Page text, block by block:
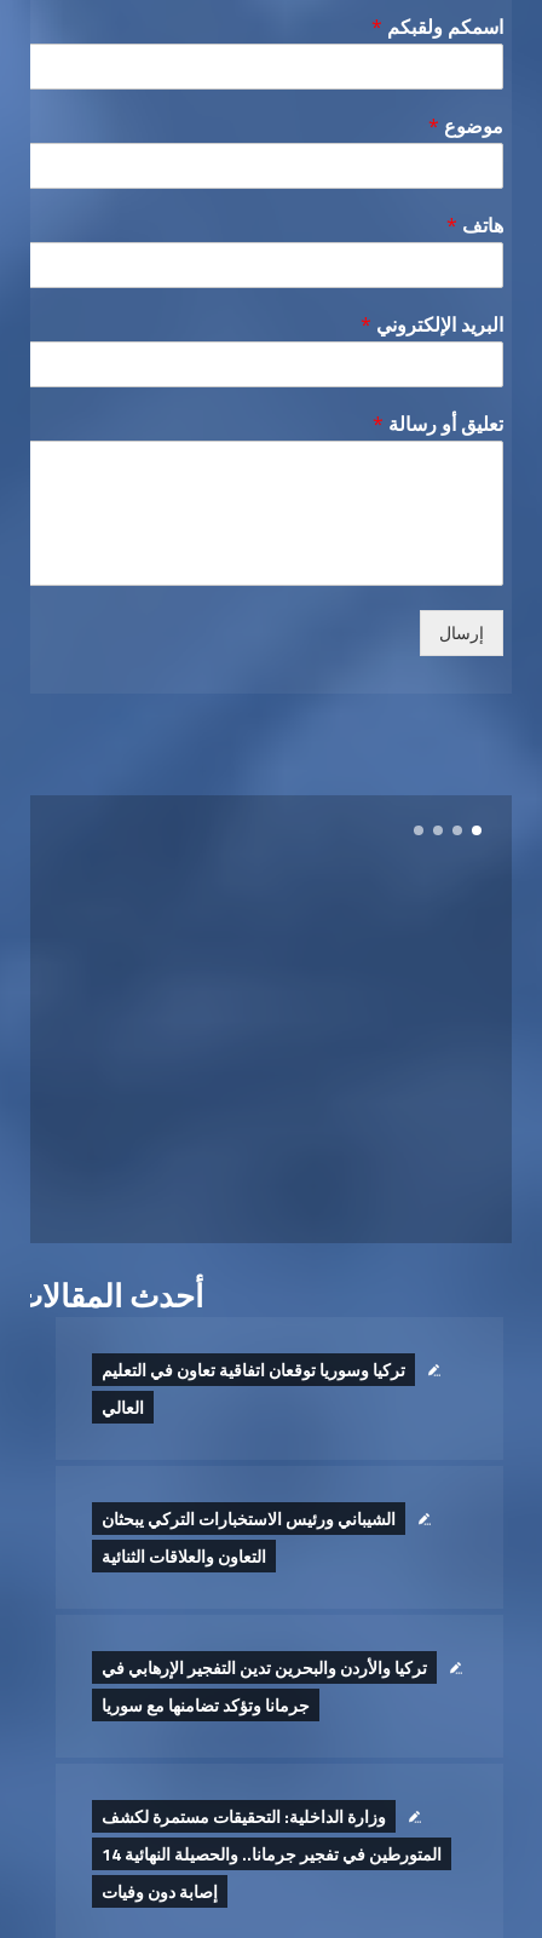
اسمكم ولقبكم *
موضوع *
هاتف *
البريد الإلكتروني *
تعليق أو رسالة *
إرسال
أحدث المقالات
تركيا وسوريا توقعان اتفاقية تعاون في التعليم
العالي
الشيباني ورئيس الاستخبارات التركي يبحثان
التعاون والعلاقات الثنائية
تركيا والأردن والبحرين تدين التفجير الإرهابي في
جرمانا وتؤكد تضامنها مع سوريا
وزارة الداخلية: التحقيقات مستمرة لكشف
المتورطين في تفجير جرمانا.. والحصيلة النهائية 14
إصابة دون وفيات